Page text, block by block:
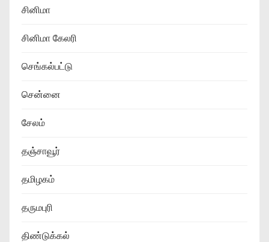
சினிமா
சினிமா கேலரி
செங்கல்பட்டு
சென்னை
சேலம்
தஞ்சாவூர்
தமிழகம்
தருமபுரி
திண்டுக்கல்